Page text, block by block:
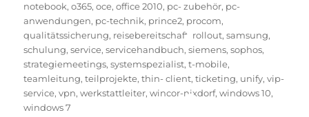
notebook,o365,oce,office 2010, pc- zubehör, pc-
anwendungen, pc-technik, prince2, procom,
qualitätssicherung, reisebereitschaft rollout,samsung,
schulung,service,servicehandbuch,siemens,sophos,
strategiemeetings,systemspezialist,t-mobile,
teamleitung,teilprojekte,thin- client,ticketing, unify,vip-
service,vpn,werkstattleiter,wincor-nixdorf,windows 10,
windows 7